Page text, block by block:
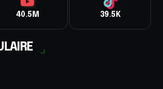
40.5M 39.5K